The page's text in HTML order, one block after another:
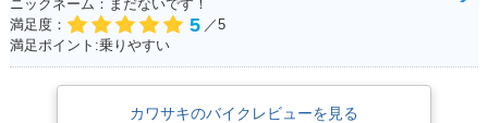
ニックネーム：まだないです！
満足度：
5 ／5
満足ポイント:乗りやすい
カワサキのバイクレビューを見る